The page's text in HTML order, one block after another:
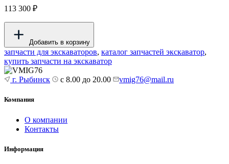
113 300 ₽
Добавить в корзину
запчасти для экскаваторов, каталог запчастей экскаватор,
купить запчасти на экскаватор
г. Рыбинск с 8.00 до 20.00 vmig76@mail.ru
Компания
О компании
Контакты
Информация